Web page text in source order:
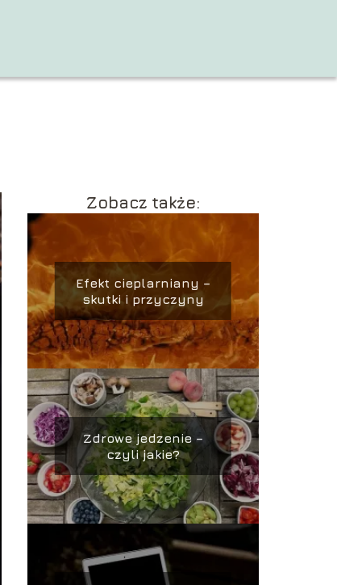
Zobacz także:
Efekt cieplarniany –
skutki i przyczyny
Zdrowe jedzenie –
czyli jakie?